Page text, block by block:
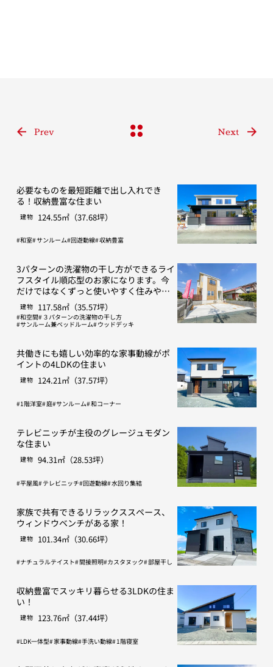
Prev Next
必要なものを最短距離で出し入れでき
る！収納豊富な住まい
建物 124.55㎡（37.68坪）
和室 サンルーム 回遊動線 収納豊富
3パターンの洗濯物の干し方ができるライ
フスタイル順応型のお家になります。今
だけではなくずっと使いやすく住みやす
い間取りを目指しました。
建物 117.58㎡（35.57坪）
和空間 ３パターンの洗濯物の干し方
サンルーム兼ベッドルーム ウッドデッキ
共働きにも嬉しい効率的な家事動線がポ
イントの4LDKの住まい
建物 124.21㎡（37.57坪）
1階洋室 庭 サンルーム 和コーナー
テレビニッチが主役のグレージュモダン
な住まい
建物 94.31㎡（28.53坪）
平屋風 テレビニッチ 回遊動線 水回り集結
家族で共有できるリラックススペース、
ウィンドウベンチがある家！
建物 101.34㎡（30.66坪）
ナチュラルテイスト 間接照明 カスタヌック 部屋干し
収納豊富でスッキリ暮らせる3LDKの住ま
い！
建物 123.76㎡（37.44坪）
LDK一体型 家事動線 手洗い動線 1階寝室